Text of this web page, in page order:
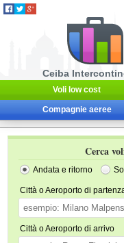
Ceiba
Voli low cost
Compagnie aeree
Cerca
Andata e ritorno
Città o Aeroporto di
Città o Aeroporto di arrivo